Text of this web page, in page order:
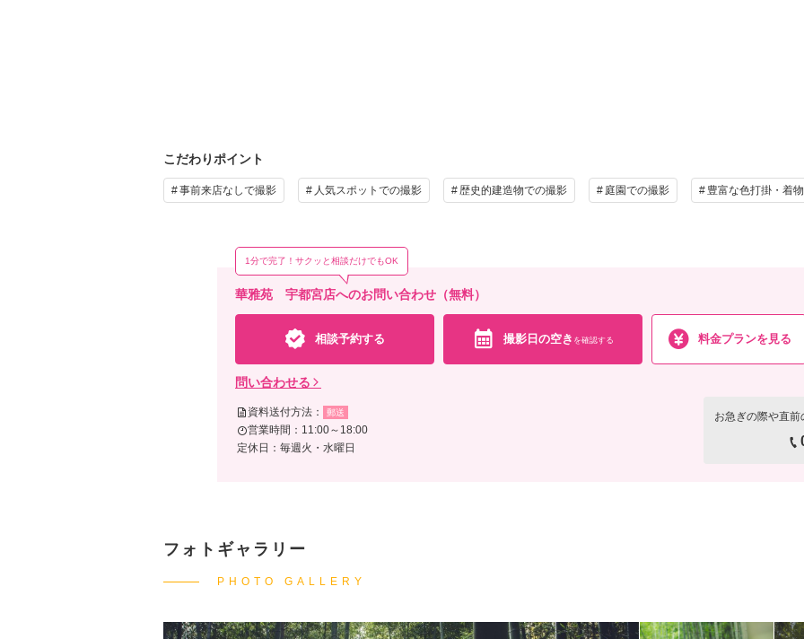
こだわりポイント
事前来店なしで撮影 人気スポットでの撮影 歴史的建造物での撮影 庭園での撮影 豊富な色打掛・着物
華雅苑 宇都宮店へのお問い合わせ（無料）
1分で完了！サクッと相談だけでもOK
相談予約する 撮影日の空き を確認する 料金プランを見る
問い合わせる
資料送付方法： 郵送
営業時間：11:00～18:00
定休日：毎週火・水曜日
お急ぎの際や直
フォトギャラリー
PHOTO GALLERY